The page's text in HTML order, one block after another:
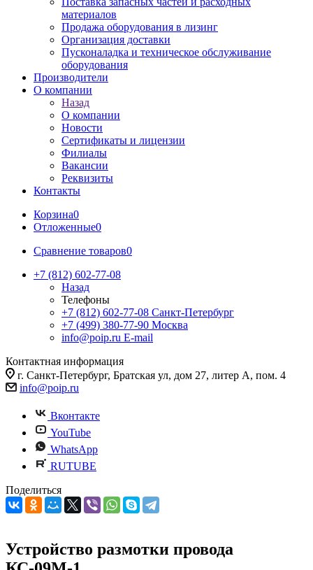
материалов
Продажа оборудования в лизинг
Организация доставки
Пусконаладка и техническое обслуживание
оборудования
Производители
О компании
Назад
О компании
Новости
Сертификаты и лицензии
Филиалы
Вакансии
Реквизиты
Контакты
Корзина0
Отложенные0
Сравнение товаров0
+7 (812) 602-77-08
Назад
Телефоны
+7 (812) 602-77-08 Санкт-Петербург
+7 (499) 380-77-90 Москва
info@poip.ru E-mail
Контактная информация
г. Санкт-Петербург, Братская ул, дом 27, литер А, пом. 4
info@poip.ru
Вконтакте
YouTube
WhatsApp
RUTUBE
Поделиться
Устройство размотки провода